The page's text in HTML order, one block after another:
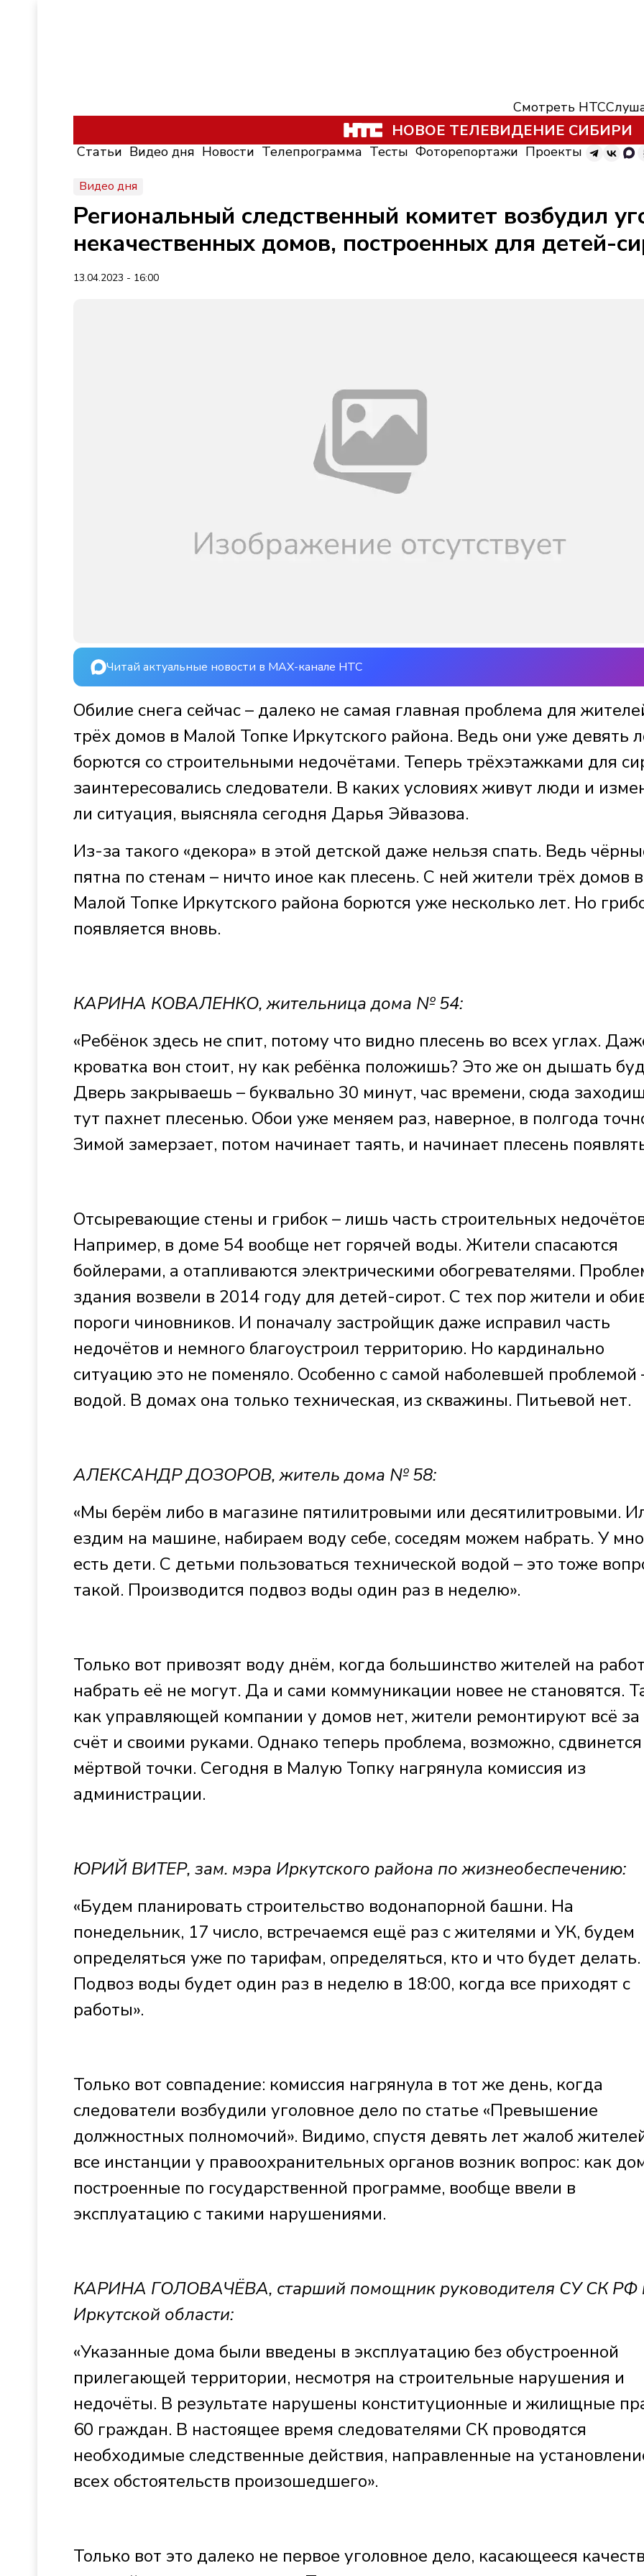
Смотреть НТС
НОВОЕ ТЕЛЕВИДЕНИЕ СИБИРИ
Статьи Видео дня Новости Телепрограмма Тесты Фоторепортажи Проекты
Видео дня
Региональный следственный комитет возбудил
некачественных домов, построенных для детей-
13.04.2023 - 16:00
Читай актуальные новости в MAX-канале НТС
Обилие снега сейчас – далеко не самая главная проблема для
трёх домов в Малой Топке Иркутского района. Ведь они уже девять
борются со строительными недочётами. Теперь трёхэтажками для
заинтересовались следователи. В каких условиях живут люди и
ли ситуация, выясняла сегодня Дарья Эйвазова.
Из-за такого «декора» в этой детской даже нельзя спать. Ведь
пятна по стенам – ничто иное как плесень. С ней жители трёх домов в
Малой Топке Иркутского района борются уже несколько лет. Но
появляется вновь.
КАРИНА КОВАЛЕНКО, жительница дома № 54:
«Ребёнок здесь не спит, потому что видно плесень во всех углах.
кроватка вон стоит, ну как ребёнка положишь? Это же он дышать
Дверь закрываешь – буквально 30 минут, час времени, сюда
тут пахнет плесенью. Обои уже меняем раз, наверное, в полгода
Зимой замерзает, потом начинает таять, и начинает плесень
Отсыревающие стены и грибок – лишь часть строительных
Например, в доме 54 вообще нет горячей воды. Жители спасаются
бойлерами, а отапливаются электрическими обогревателями.
здания возвели в 2014 году для детей-сирот. С тех пор жители и
пороги чиновников. И поначалу застройщик даже исправил часть
недочётов и немного благоустроил территорию. Но кардинально
ситуацию это не поменяло. Особенно с самой наболевшей проблемой
водой. В домах она только техническая, из скважины. Питьевой нет.
АЛЕКСАНДР ДОЗОРОВ, житель дома № 58:
«Мы берём либо в магазине пятилитровыми или десятилитровыми.
ездим на машине, набираем воду себе, соседям можем набрать. У
есть дети. С детьми пользоваться технической водой – это тоже
такой. Производится подвоз воды один раз в неделю».
Только вот привозят воду днём, когда большинство жителей на
набрать её не могут. Да и сами коммуникации новее не становятся.
как управляющей компании у домов нет, жители ремонтируют всё за
счёт и своими руками. Однако теперь проблема, возможно,
мёртвой точки. Сегодня в Малую Топку нагрянула комиссия из
администрации.
ЮРИЙ ВИТЕР, зам. мэра Иркутского района по жизнеобеспечению:
«Будем планировать строительство водонапорной башни. На
понедельник, 17 число, встречаемся ещё раз с жителями и УК, будем
определяться уже по тарифам, определяться, кто и что будет делать.
Подвоз воды будет один раз в неделю в 18:00, когда все приходят с
работы».
Только вот совпадение: комиссия нагрянула в тот же день, когда
следователи возбудили уголовное дело по статье «Превышение
должностных полномочий». Видимо, спустя девять лет жалоб
все инстанции у правоохранительных органов возник вопрос: как
построенные по государственной программе, вообще ввели в
эксплуатацию с такими нарушениями.
КАРИНА ГОЛОВАЧЁВА, старший помощник руководителя СУ СК РФ
Иркутской области:
«Указанные дома были введены в эксплуатацию без обустроенной
прилегающей территории, несмотря на строительные нарушения и
недочёты. В результате нарушены конституционные и жилищные
60 граждан. В настоящее время следователями СК проводятся
необходимые следственные действия, направленные на
всех обстоятельств произошедшего».
Только вот это далеко не первое уголовное дело, касающееся